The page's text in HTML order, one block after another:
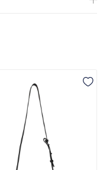
aksesuarı çantaya
bölmeli organizer
kart, anahtar
omuzda hem de
kompakt boyutu
pastel tonlarla
uygun bir
kısa
pek çok anda